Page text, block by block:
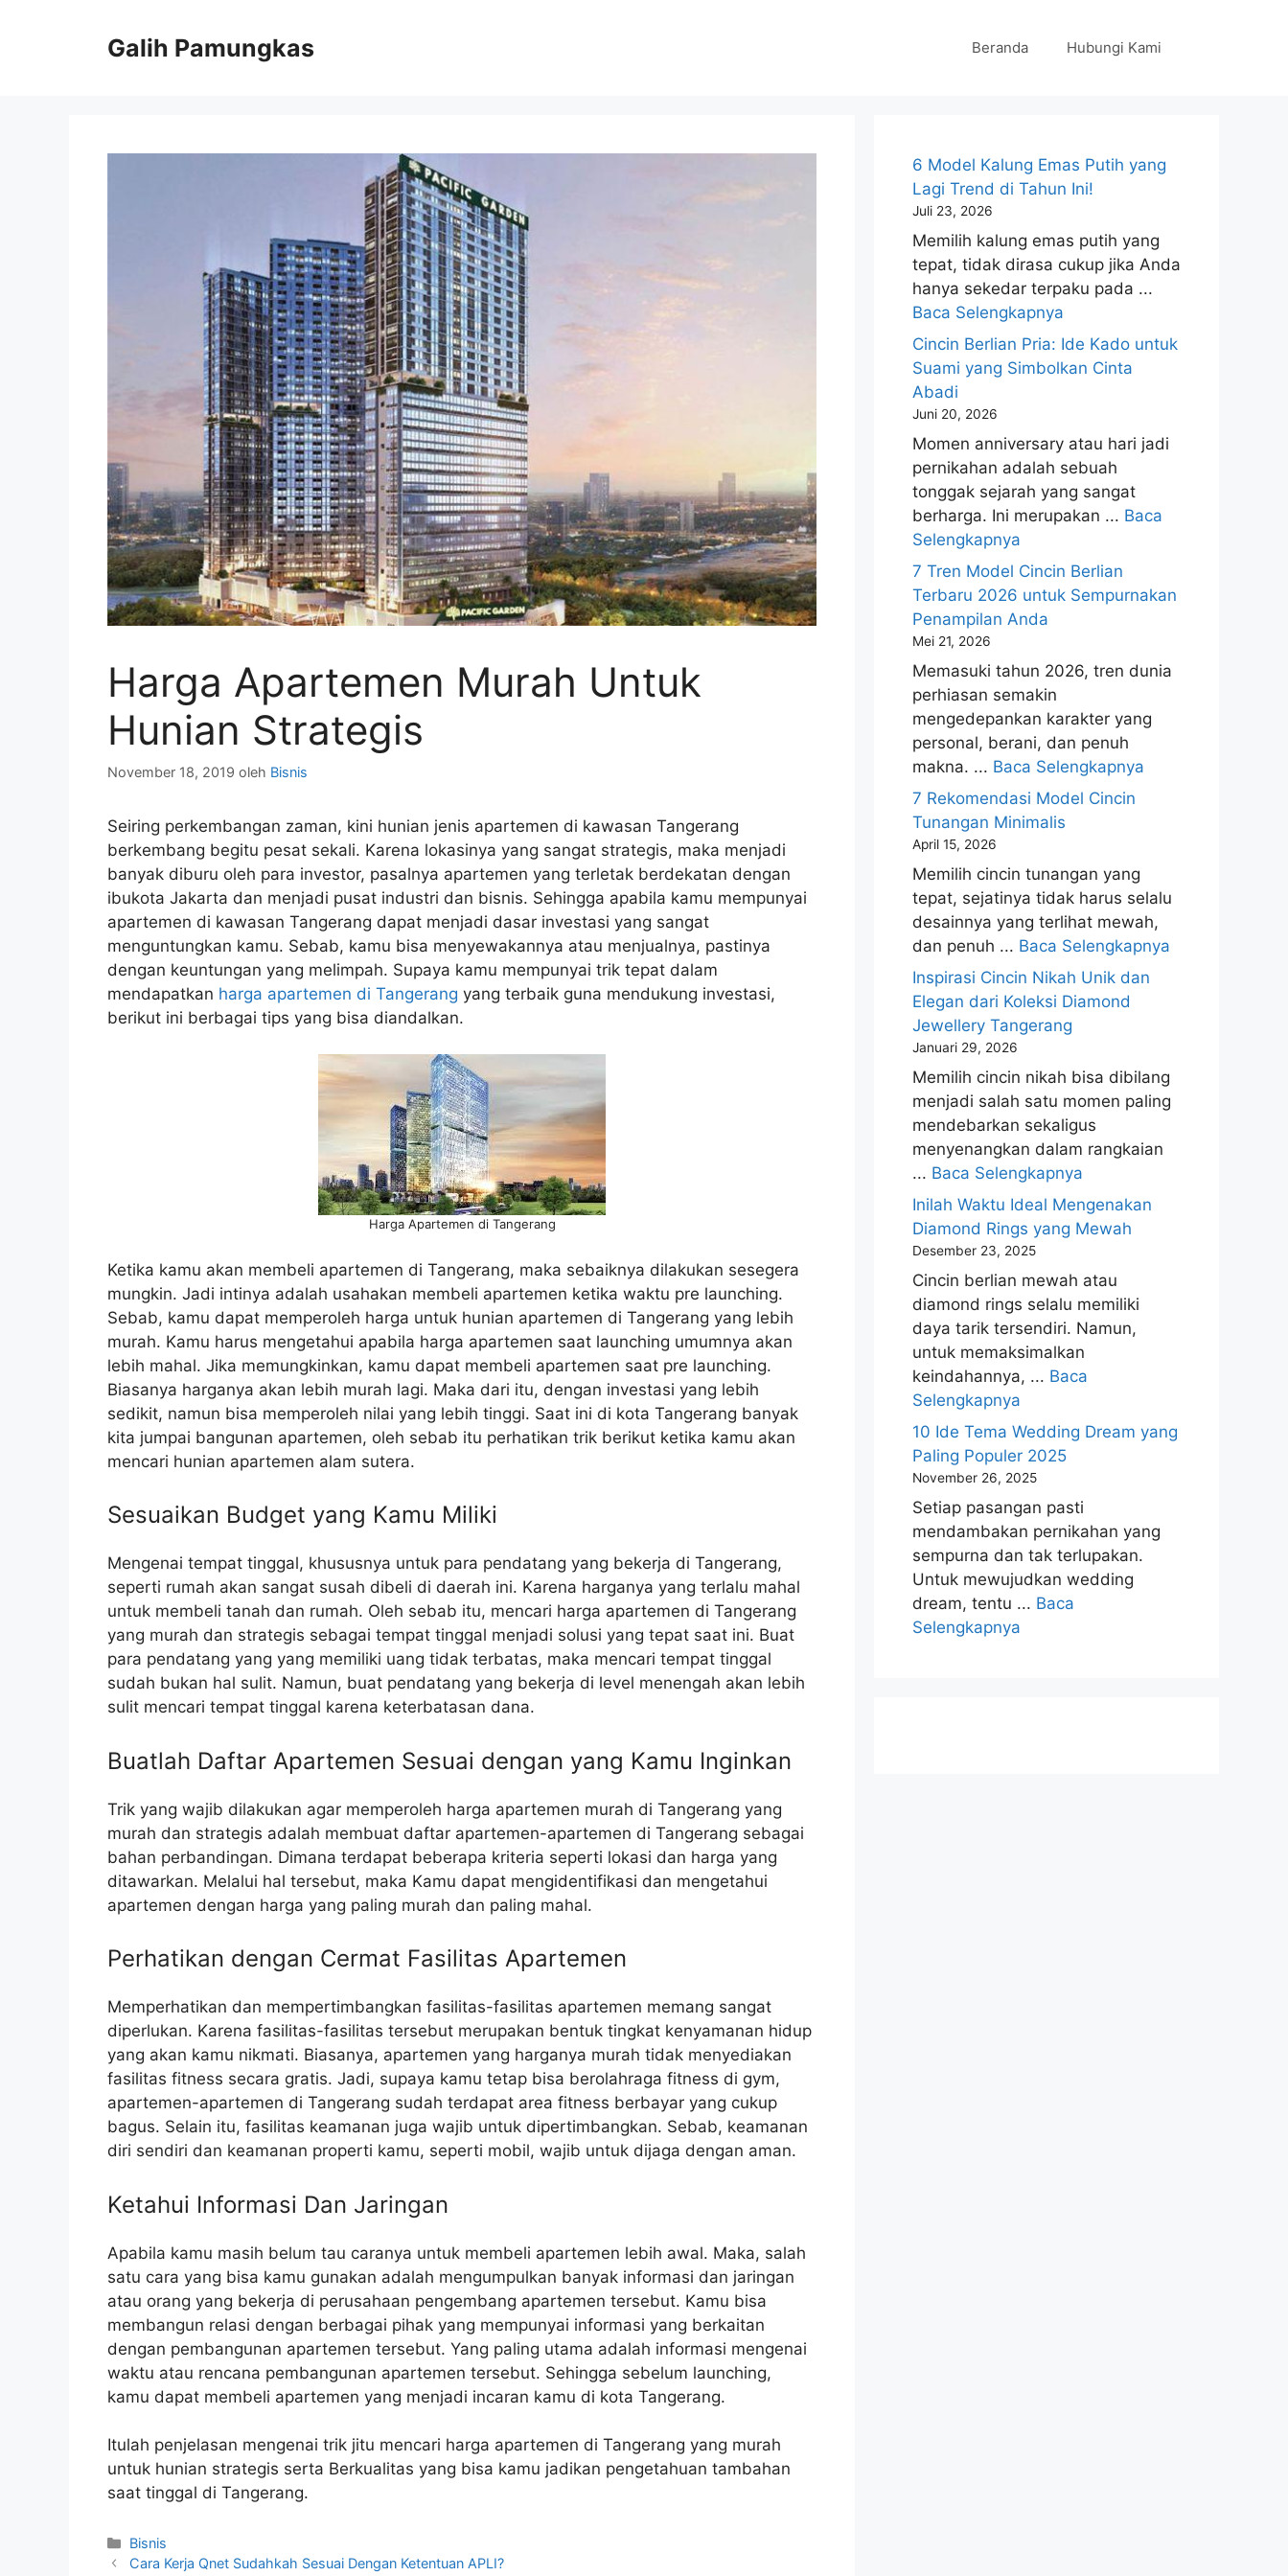
Galih Pamungkas Beranda Hubungi Kami
Harga Apartemen Murah Untuk
Hunian Strategis
November 18, 2019 oleh Bisnis
Seiring perkembangan zaman, kini hunian jenis apartemen di kawasan Tangerang
berkembang begitu pesat sekali. Karena lokasinya yang sangat strategis, maka menjadi
banyak diburu oleh para investor, pasalnya apartemen yang terletak berdekatan dengan
ibukota Jakarta dan menjadi pusat industri dan bisnis. Sehingga apabila kamu mempunyai
apartemen di kawasan Tangerang dapat menjadi dasar investasi yang sangat
menguntungkan kamu. Sebab, kamu bisa menyewakannya atau menjualnya, pastinya
dengan keuntungan yang melimpah. Supaya kamu mempunyai trik tepat dalam
mendapatkan harga apartemen di Tangerang yang terbaik guna mendukung investasi,
berikut ini berbagai tips yang bisa diandalkan.
Harga Apartemen di Tangerang
Ketika kamu akan membeli apartemen di Tangerang, maka sebaiknya dilakukan sesegera
mungkin. Jadi intinya adalah usahakan membeli apartemen ketika waktu pre launching.
Sebab, kamu dapat memperoleh harga untuk hunian apartemen di Tangerang yang lebih
murah. Kamu harus mengetahui apabila harga apartemen saat launching umumnya akan
lebih mahal. Jika memungkinkan, kamu dapat membeli apartemen saat pre launching.
Biasanya harganya akan lebih murah lagi. Maka dari itu, dengan investasi yang lebih
sedikit, namun bisa memperoleh nilai yang lebih tinggi. Saat ini di kota Tangerang banyak
kita jumpai bangunan apartemen, oleh sebab itu perhatikan trik berikut ketika kamu akan
mencari hunian apartemen alam sutera.
Sesuaikan Budget yang Kamu Miliki
Mengenai tempat tinggal, khususnya untuk para pendatang yang bekerja di Tangerang,
seperti rumah akan sangat susah dibeli di daerah ini. Karena harganya yang terlalu mahal
untuk membeli tanah dan rumah. Oleh sebab itu, mencari harga apartemen di Tangerang
yang murah dan strategis sebagai tempat tinggal menjadi solusi yang tepat saat ini. Buat
para pendatang yang yang memiliki uang tidak terbatas, maka mencari tempat tinggal
sudah bukan hal sulit. Namun, buat pendatang yang bekerja di level menengah akan lebih
sulit mencari tempat tinggal karena keterbatasan dana.
Buatlah Daftar Apartemen Sesuai dengan yang Kamu Inginkan
Trik yang wajib dilakukan agar memperoleh harga apartemen murah di Tangerang yang
murah dan strategis adalah membuat daftar apartemen-apartemen di Tangerang sebagai
bahan perbandingan. Dimana terdapat beberapa kriteria seperti lokasi dan harga yang
ditawarkan. Melalui hal tersebut, maka Kamu dapat mengidentifikasi dan mengetahui
apartemen dengan harga yang paling murah dan paling mahal.
Perhatikan dengan Cermat Fasilitas Apartemen
Memperhatikan dan mempertimbangkan fasilitas-fasilitas apartemen memang sangat
diperlukan. Karena fasilitas-fasilitas tersebut merupakan bentuk tingkat kenyamanan hidup
yang akan kamu nikmati. Biasanya, apartemen yang harganya murah tidak menyediakan
fasilitas fitness secara gratis. Jadi, supaya kamu tetap bisa berolahraga fitness di gym,
apartemen-apartemen di Tangerang sudah terdapat area fitness berbayar yang cukup
bagus. Selain itu, fasilitas keamanan juga wajib untuk dipertimbangkan. Sebab, keamanan
diri sendiri dan keamanan properti kamu, seperti mobil, wajib untuk dijaga dengan aman.
Ketahui Informasi Dan Jaringan
Apabila kamu masih belum tau caranya untuk membeli apartemen lebih awal. Maka, salah
satu cara yang bisa kamu gunakan adalah mengumpulkan banyak informasi dan jaringan
atau orang yang bekerja di perusahaan pengembang apartemen tersebut. Kamu bisa
membangun relasi dengan berbagai pihak yang mempunyai informasi yang berkaitan
dengan pembangunan apartemen tersebut. Yang paling utama adalah informasi mengenai
waktu atau rencana pembangunan apartemen tersebut. Sehingga sebelum launching,
kamu dapat membeli apartemen yang menjadi incaran kamu di kota Tangerang.
Itulah penjelasan mengenai trik jitu mencari harga apartemen di Tangerang yang murah
untuk hunian strategis serta Berkualitas yang bisa kamu jadikan pengetahuan tambahan
saat tinggal di Tangerang.
Kategori
Bisnis
Cara Kerja Qnet Sudahkah Sesuai Dengan Ketentuan APLI?
6 Model Kalung Emas Putih yang
Lagi Trend di Tahun Ini!
Juli 23, 2026
Memilih kalung emas putih yang
tepat, tidak dirasa cukup jika Anda
hanya sekedar terpaku pada ...
Baca Selengkapnya
Cincin Berlian Pria: Ide Kado untuk
Suami yang Simbolkan Cinta
Abadi
Juni 20, 2026
Momen anniversary atau hari jadi
pernikahan adalah sebuah
tonggak sejarah yang sangat
berharga. Ini merupakan ... Baca
Selengkapnya
7 Tren Model Cincin Berlian
Terbaru 2026 untuk Sempurnakan
Penampilan Anda
Mei 21, 2026
Memasuki tahun 2026, tren dunia
perhiasan semakin
mengedepankan karakter yang
personal, berani, dan penuh
makna. ... Baca Selengkapnya
7 Rekomendasi Model Cincin
Tunangan Minimalis
April 15, 2026
Memilih cincin tunangan yang
tepat, sejatinya tidak harus selalu
desainnya yang terlihat mewah,
dan penuh ... Baca Selengkapnya
Inspirasi Cincin Nikah Unik dan
Elegan dari Koleksi Diamond
Jewellery Tangerang
Januari 29, 2026
Memilih cincin nikah bisa dibilang
menjadi salah satu momen paling
mendebarkan sekaligus
menyenangkan dalam rangkaian
... Baca Selengkapnya
Inilah Waktu Ideal Mengenakan
Diamond Rings yang Mewah
Desember 23, 2025
Cincin berlian mewah atau
diamond rings selalu memiliki
daya tarik tersendiri. Namun,
untuk memaksimalkan
keindahannya, ... Baca
Selengkapnya
10 Ide Tema Wedding Dream yang
Paling Populer 2025
November 26, 2025
Setiap pasangan pasti
mendambakan pernikahan yang
sempurna dan tak terlupakan.
Untuk mewujudkan wedding
dream, tentu ... Baca
Selengkapnya